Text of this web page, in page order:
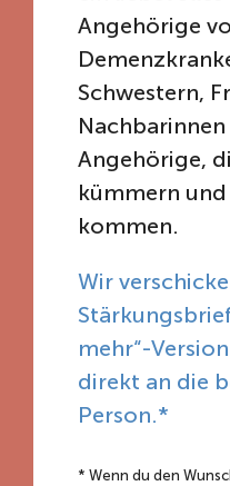
Angehörige
Schwestern,
Angehörige,
kümmern
kommen.
Wir
mehr“-
direkt an die
Person.*
* Wenn du den